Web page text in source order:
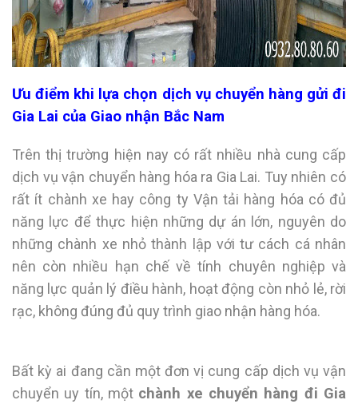
Ưu điểm khi lựa chọn dịch vụ chuyển hàng gửi đi
Gia Lai của Giao nhận Bắc Nam
Trên thị trường hiện nay có rất nhiều nhà cung cấp
dịch vụ vận chuyển hàng hóa ra Gia Lai. Tuy nhiên có
rất ít chành xe hay công ty Vận tải hàng hóa có đủ
năng lực để thực hiện những dự án lớn, nguyên do
những chành xe nhỏ thành lập với tư cách cá nhân
nên còn nhiều hạn chế về tính chuyên nghiệp và
năng lực quản lý điều hành, hoạt động còn nhỏ lẻ, rời
rạc, không đúng đủ quy trình giao nhận hàng hóa.
Bất kỳ ai đang cần một đơn vị cung cấp dịch vụ vận
chuyển uy tín, một chành xe chuyển hàng đi Gia